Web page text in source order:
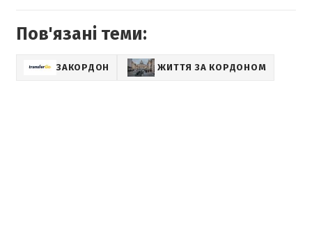
Пов'язані теми:
ЗАКОРДОН ЖИТТЯ ЗА КОРДОНОМ